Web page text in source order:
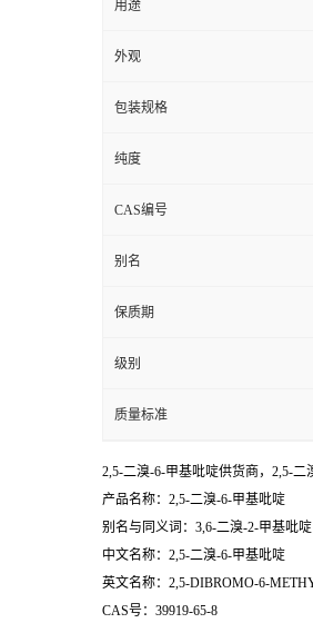
用途
外观
包装规格
纯度
CAS编号
别名
保质期
级别
质量标准
2,5-二溴-6-甲基吡啶供货商，2,5-
产品名称：2,5-二溴-6-甲基吡啶
别名与同义词：3,6-二溴-2-甲基吡
中文名称：2,5-二溴-6-甲基吡啶
英文名称：2,5-DIBROMO-6-
CAS号：39919-65-8